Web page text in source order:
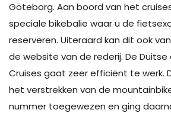
Göteborg. Aan boord van het
speciale bikebalie waar u de
reserveren. Uiteraard kan dit ook
de website van de rederij. De Duitse
Cruises gaat zeer efficiënt te werk.
het verstrekken van de
nummer toegewezen en ging